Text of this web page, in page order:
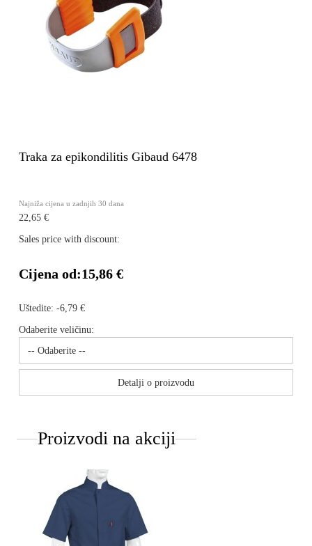
Traka za epikondilitis Gibaud 6478
Najniža cijena u zadnjih 30 dana
22,65 €
Sales price with discount:
Cijena od:15,86 €
Uštedite: -6,79 €
Odaberite veličinu:
Detalji o proizvodu
Proizvodi na akciji